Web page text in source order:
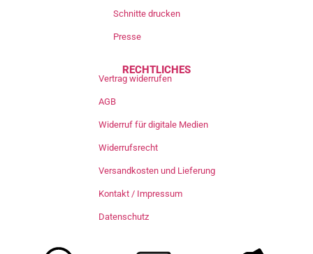
Schnitte drucken
Presse
RECHTLICHES
Vertrag widerrufen
AGB
Widerruf für digitale Medien
Widerrufsrecht
Versandkosten und Lieferung
Kontakt / Impressum
Datenschutz